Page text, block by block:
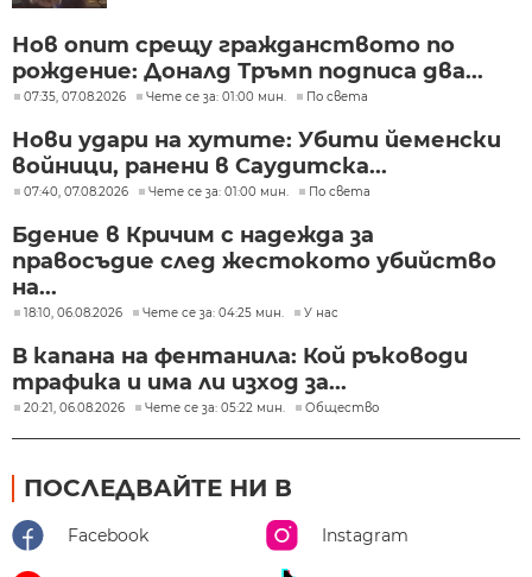
Нов опит срещу гражданството по
рождение: Доналд Тръмп подписа два...
07:35, 07.08.2026 Чете се за: 01:00 мин. По света
Нови удари на хутите: Убити йеменски
войници, ранени в Саудитска...
07:40, 07.08.2026 Чете се за: 01:00 мин. По света
Бдение в Кричим с надежда за
правосъдие след жестокото убийство
на...
18:10, 06.08.2026 Чете се за: 04:25 мин. У нас
В капана на фентанила: Кой ръководи
трафика и има ли изход за...
20:21, 06.08.2026 Чете се за: 05:22 мин. Общество
ПОСЛЕДВАЙТЕ НИ В
Facebook Instagram